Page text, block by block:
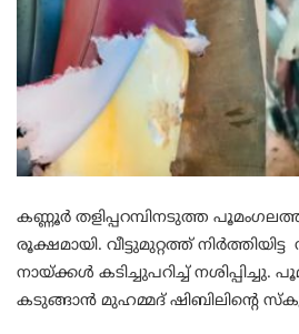
കണ്ണൂർ തളിപ്പറമ്പിനടുത്ത
രൂക്ഷമായി. വീട്ടുമുറ്റത്ത്
നായ്ക്കൾ കടിച്ചുപറിച്ച്
കടുങ്ങാൻ മുഹമ്മദ് ഷിബിലിൻ്റെ